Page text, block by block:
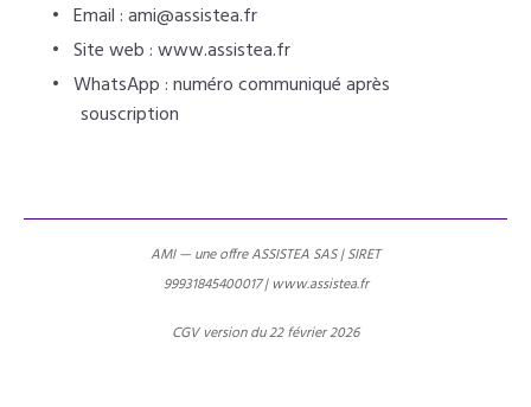
• Email : ami@assistea.fr
• Site web : www.assistea.fr
• WhatsApp : numéro communiqué après
souscription
AMI — une offre ASSISTEA SAS | SIRET
99931845400017 | www.assistea.fr
CGV version du 22 février 2026